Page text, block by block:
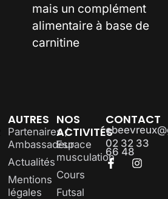
mais un complément
alimentaire à base de
carnitine
AUTRES
Partenaires /
Ambassadeur
Actualités
Mentions
légales
NOS
ACTIVITÉS
Espace
musculation
Cours
Futsal
CONTACT
02 32 33
66 48